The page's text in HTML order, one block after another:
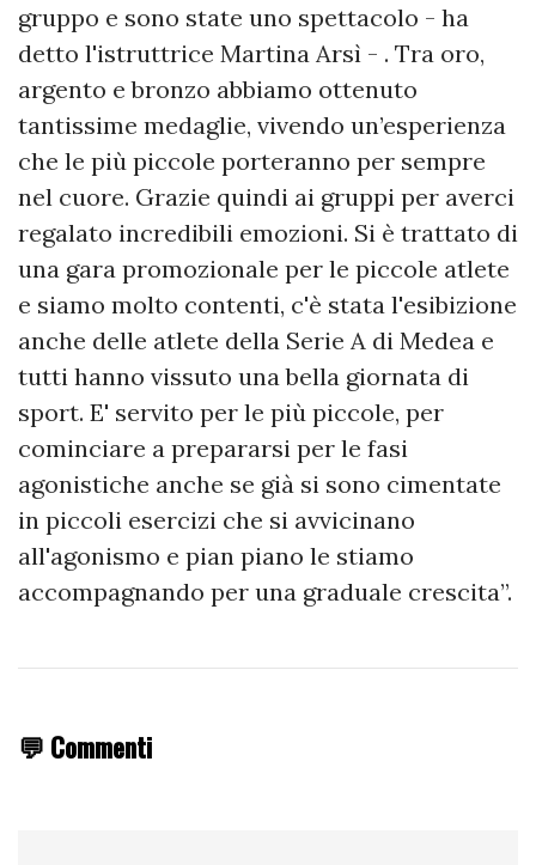
gruppo e sono state uno spettacolo - ha
detto l'istruttrice Martina Arsì - . Tra oro,
argento e bronzo abbiamo ottenuto
tantissime medaglie, vivendo un’esperienza
che le più piccole porteranno per sempre
nel cuore. Grazie quindi ai gruppi per averci
regalato incredibili emozioni. Si è trattato di
una gara promozionale per le piccole atlete
e siamo molto contenti, c'è stata l'esibizione
anche delle atlete della Serie A di Medea e
tutti hanno vissuto una bella giornata di
sport. E' servito per le più piccole, per
cominciare a prepararsi per le fasi
agonistiche anche se già si sono cimentate
in piccoli esercizi che si avvicinano
all'agonismo e pian piano le stiamo
accompagnando per una graduale crescita”.
💬 Commenti